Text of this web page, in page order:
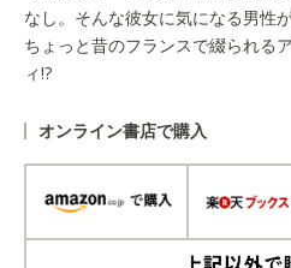
なし。そんな彼女に気になる男性
ちょっと昔のフランスで綴られる
ィ!?
オンライン書店で購入